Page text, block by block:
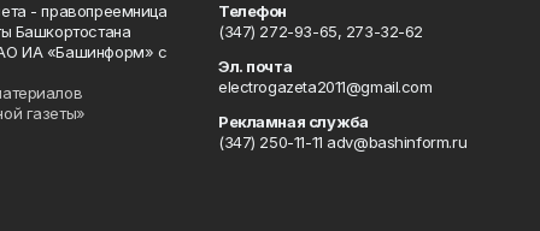
- правопреемница
Башкортостана
ИА «Башинформ» с
газеты»
Телефон
(347) 272-93-65, 273-32-62
Эл. почта
electrogazeta2011@gmail.com
Рекламная служба
(347) 250-11-11 adv@bashinform.ru